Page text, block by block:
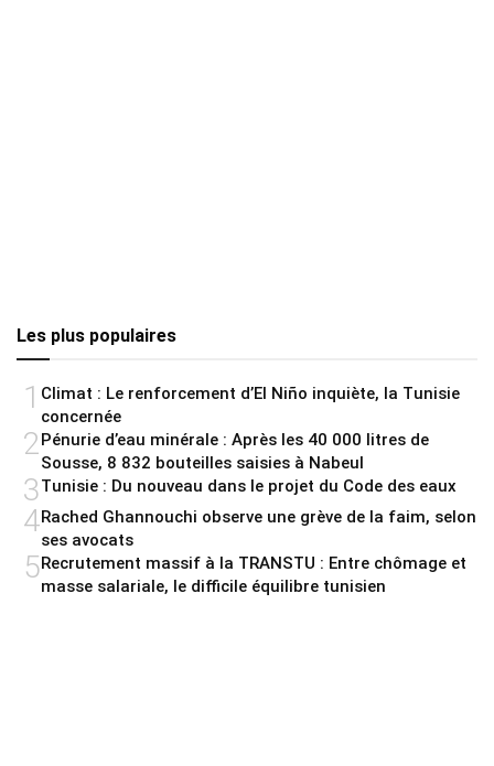
Les plus populaires
1 Climat : Le renforcement d’El Niño inquiète, la Tunisie
concernée
2Pénurie d’eau minérale : Après les 40 000 litres de
Sousse, 8 832 bouteilles saisies à Nabeul
3Tunisie : Du nouveau dans le projet du Code des eaux
4Rached Ghannouchi observe une grève de la faim, selon
ses avocats
5Recrutement massif à la TRANSTU : Entre chômage et
masse salariale, le difficile équilibre tunisien